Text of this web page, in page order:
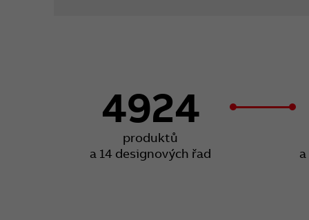
4924
produktů
a 14 designových řad